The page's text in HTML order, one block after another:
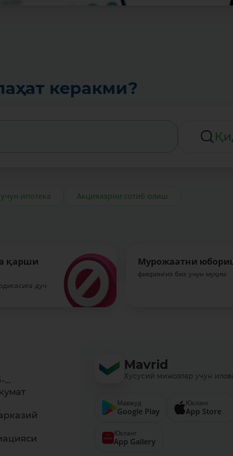
керакми?
ипотека
Акцияларни сотиб олиш
қарши
дуч
Мурожаатни
фикрингиз биз учун муҳим
...
Mavrid
Хусусий мижозлар учун
Мавжуд
Google Play
Юкланг
App Store
Юкланг
App Gallery